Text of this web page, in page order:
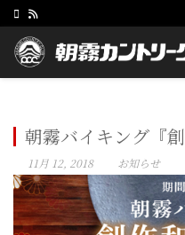
朝霧バイキング『
11月 12, 2018 お知らせ